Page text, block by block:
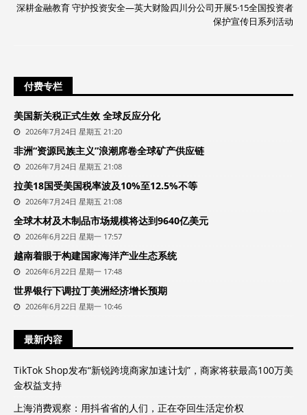
深耕金融教育 守护投资安全—英大财险四川分公司开展5·15全国投资者
保护宣传日系列活动
付费专栏
美国新关税正式生效 全球反应分化
2026年7月24日 星期五 21:20
非洲“资源民族主义”浪潮席卷全球矿产供应链
2026年7月24日 星期五 21:08
拉美18国受美国税率波及10%至12.5%不等
2026年7月24日 星期五 21:08
全球木材及木制品市场规模将达到9640亿美元
2026年6月22日 星期一 17:57
越南着眼于构建国家海洋产业生态系统
2026年6月22日 星期一 17:48
世界银行下调拉丁美洲经济增长预期
2026年6月22日 星期一 10:46
最新内容
TikTok Shop发布“新锐跨境商家加速计划”，商家将获最高100万美
金权益支持
上海消费观察：用抖省省的人们，正在夺回生活定价权